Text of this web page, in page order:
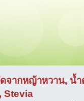
จากหญ้าหวาน, น้ำ
Stevia